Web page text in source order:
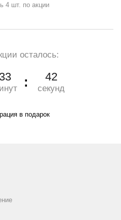
4 шт. по акции
осталось:
33 40
секунд
в подарок